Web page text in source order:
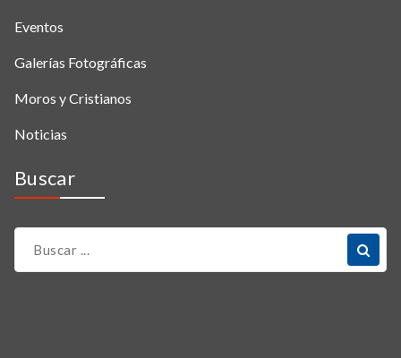
Eventos
Galerías Fotográficas
Moros y Cristianos
Noticias
Buscar